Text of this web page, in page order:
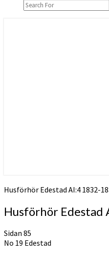
Husförhör Edestad AI:4 1832-
Husförhör Edestad
Sidan 85
No 19 Edestad